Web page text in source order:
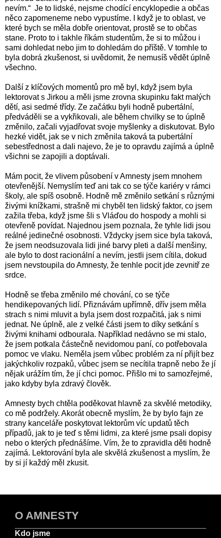
nevím.“ Je to lidské, nejsme chodící encyklopedie a občas
něco zapomeneme nebo vypustíme. I když je to oblast, ve
které bych se měla dobře orientovat, prostě se to občas
stane. Proto to i takhle říkám studentům, že si to můžou i
sami dohledat nebo jim to dohledám do příště. V tomhle to
byla dobrá zkušenost, si uvědomit, že nemusíš vědět úplně
všechno.
Další z klíčových momentů pro mě byl, když jsem byla
lektorovat s Jirkou a měli jsme zrovna skupinku fakt malých
dětí, asi sedmé třídy. Ze začátku byli hodně pubertální,
předváděli se a vykřikovali, ale během chvilky se to úplně
změnilo, začali vyjadřovat svoje myšlenky a diskutovat. Bylo
hezké vidět, jak se v nich změnila taková ta pubertální
sebestřednost a dali najevo, že je to opravdu zajímá a úplně
všichni se zapojili a doptávali.
Mám pocit, že vlivem působení v Amnesty jsem mnohem
otevřenější. Nemyslím teď ani tak co se týče kariéry v rámci
školy, ale spíš osobně. Hodně mě změnilo setkání s různými
živými knížkami, strašně mi chyběl ten lidský faktor, co jsem
zažila třeba, když jsme šli s Vláďou do hospody a mohli si
otevřeně povídat. Najednou jsem poznala, že tyhle lidi jsou
reálné jedinečné osobnosti. Vždycky jsem sice byla taková,
že jsem neodsuzovala lidi jiné barvy pleti a další menšiny,
ale bylo to dost racionální a nevím, jestli jsem cítila, dokud
jsem nevstoupila do Amnesty, že tenhle pocit jde zevnitř ze
srdce.
Hodně se třeba změnilo mé chování, co se týče
hendikepovaných lidí. Přiznávám upřímně, dřív jsem měla
strach s nimi mluvit a byla jsem dost rozpačitá, jak s nimi
jednat. Ne úplně, ale z velké části jsem to díky setkání s
živými knihami odbourala. Například nedávno se mi stalo,
že jsem potkala částečně nevidomou paní, co potřebovala
pomoc ve vlaku. Neměla jsem vůbec problém za ní přijít bez
jakýchkoliv rozpaků, vůbec jsem se necítila trapně nebo že jí
nějak urážím tím, že jí chci pomoc. Přišlo mi to samozřejmé,
jako kdyby byla zdravý člověk.
Amnesty bych chtěla poděkovat hlavně za skvělé metodiky,
co mě podržely. Akorát obecně myslím, že by bylo fajn ze
strany kanceláře poskytovat lektorům víc updatů těch
případů, jak to je teď s těmi lidmi, za které jsme psali dopisy
nebo o kterých přednášíme. Vím, že to zpravidla děti hodně
zajímá. Lektorování byla ale skvělá zkušenost a myslím, že
by si jí každý měl zkusit.
O AMNESTY
Kdo jsme